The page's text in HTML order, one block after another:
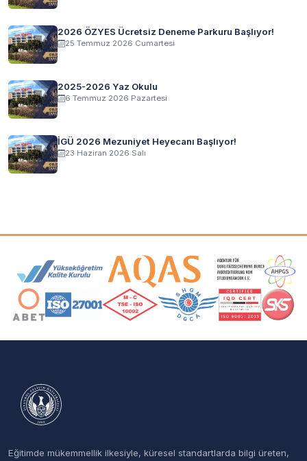
2026 ÖZYES Ücretsiz Deneme Parkuru Başlıyor!
25 Temmuz 2026 Cumartesi
2025-2026 Yaz Okulu
6 Temmuz 2026 Pazartesi
İGÜ 2026 Mezuniyet Heyecanı Başlıyor!
23 Haziran 2026 Salı
Akreditasyon ve Üyelik Logoları
Eğitimde mükemmellik ilkesiyle, küresel standartlarda bilgi üreten,